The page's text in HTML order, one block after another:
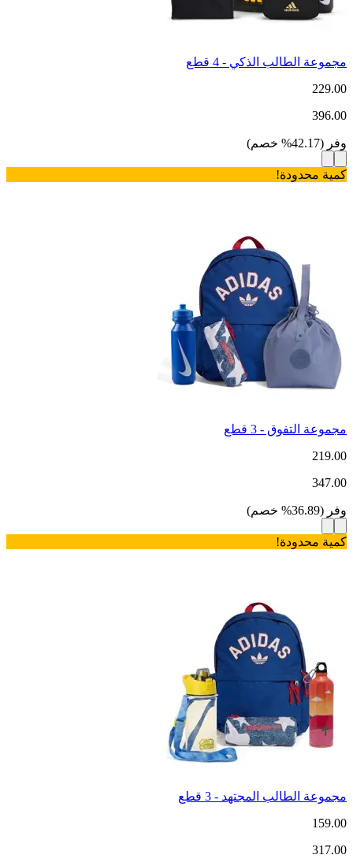
مجموعة الطالب الذكي - 4 قطع
229.00
396.00
وفر (
42.17
% خصم)
كمية محدودة!
مجموعة التفوق - 3 قطع
219.00
347.00
وفر (
36.89
% خصم)
كمية محدودة!
مجموعة الطالب المجتهد - 3 قطع
159.00
317.00